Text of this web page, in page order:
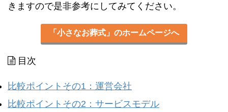
きますので是非参考にしてみてください。
「小さなお葬式」のホームページへ
目次
比較ポイントその1：運営会社
比較ポイントその2：サービスモデル